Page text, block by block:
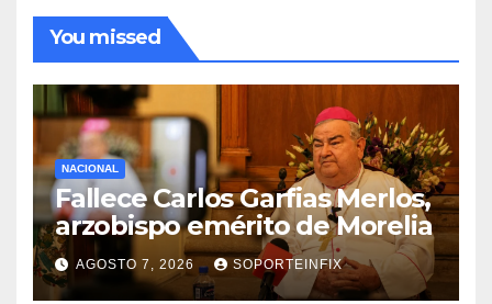
You missed
NACIONAL
Fallece Carlos Garfias Merlos,
arzobispo emérito de Morelia
AGOSTO 7, 2026 SOPORTEINFIX